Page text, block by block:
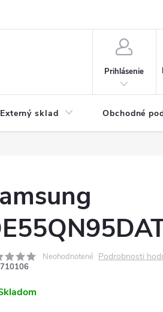
Prihlásenie
Externý sklad Obchodné
Neohodnotené Podrobnosti
710106